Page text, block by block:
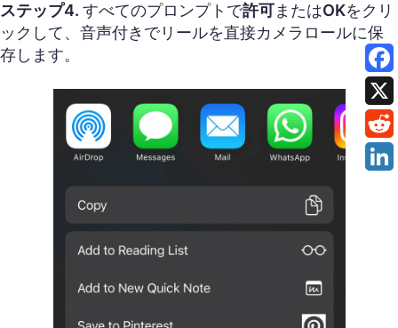
ステップ4. すべてのプロンプトで許可またはOKをクリ
ックして、音声付きでリールを直接カメラロールに保
存します。